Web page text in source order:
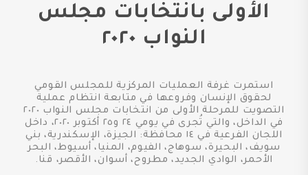
الأولى بانتخابات مجلس
النواب ٢٠٢٠
استمرت غرفة العمليات المركزية للمجلس القومي
لحقوق الإنسان وفروعها في متابعة انتظام عملية
التصويت للمرحلة الأولى من انتخابات مجلس النواب ٢٠٢٠
في الداخل، والتي تُجرى في يومي ٢٤ و٢٥ أكتوبر ٢٠٢٠، داخل
اللجان الفرعية في ١٤ محافظة: الجيزة، الإسكندرية، بني
سويف، البحيرة، سوهاج، الفيوم، المنيا، أسيوط، البحر
الأحمر، الوادي الجديد، مطروح، أسوان، الأقصر، قنا.